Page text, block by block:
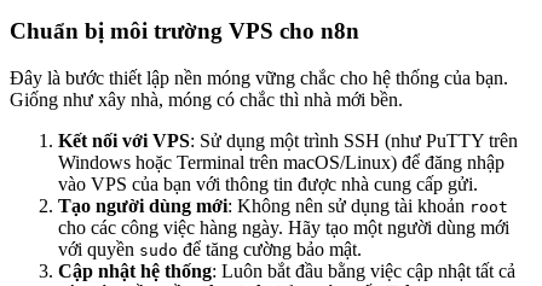
Chuẩn bị môi trường VPS cho n8n
Đây là bước thiết lập nền móng vững chắc cho hệ thống của bạn.
Giống như xây nhà, móng có chắc thì nhà mới bền.
Kết nối với VPS: Sử dụng một trình SSH (như PuTTY trên
Windows hoặc Terminal trên macOS/Linux) để đăng nhập
vào VPS của bạn với thông tin được nhà cung cấp gửi.
Tạo người dùng mới: Không nên sử dụng tài khoản root
cho các công việc hàng ngày. Hãy tạo một người dùng mới
với quyền sudo để tăng cường bảo mật.
Cập nhật hệ thống: Luôn bắt đầu bằng việc cập nhật tất cả